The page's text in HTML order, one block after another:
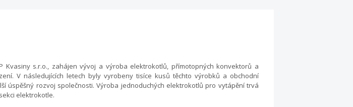
Kvasiny s.r.o., zahájen vývoj a výroba elektrokotlů, přímotopných konvektorů a
V následujících letech byly vyrobeny tisíce kusů těchto výrobků a obchodní
úspěšný rozvoj společnosti. Výroba jednoduchých elektrokotlů pro vytápění trvá
elektrokotle.